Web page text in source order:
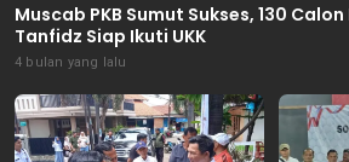
Muscab PKB Sumut Sukses, 130
Tanfidz Siap Ikuti UKK
4 bulan yang lalu